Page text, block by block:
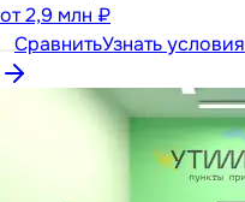
от2,9 млн ₽
СравнитьУзнать условия